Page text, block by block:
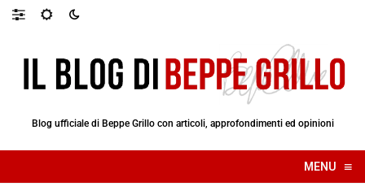
Blog ufficiale di Beppe Grillo con articoli, approfondimenti ed opinioni
MENU ≡
☰